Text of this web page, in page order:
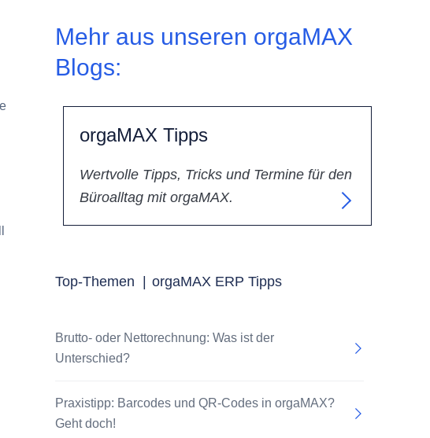
Mehr aus unseren orgaMAX
Blogs:
orgaMAX Tipps
Wertvolle Tipps, Tricks und Termine für den
Büroalltag mit orgaMAX.
Top-Themen orgaMAX ERP Tipps
Brutto- oder Nettorechnung: Was ist der
Unterschied?
Praxistipp: Barcodes und QR-Codes in orgaMAX?
Geht doch!